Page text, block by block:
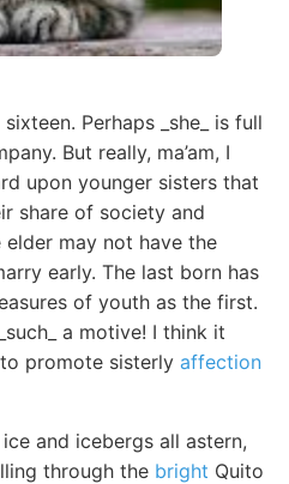
Perhaps _she_ is full
But really, ma’am, I
upon younger sisters that
share of society and
elder may not have the
early. The last born has
of youth as the first.
a motive! I think it
promote sisterly affection
and icebergs all astern,
through the bright Quito